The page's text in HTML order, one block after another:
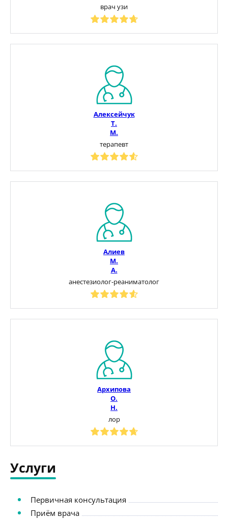
врач узи
Алексейчук
Т.
М.
терапевт
Алиев
М.
А.
анестезиолог-реаниматолог
Архипова
О.
Н.
лор
Услуги
Первичная консультация
Приём врача